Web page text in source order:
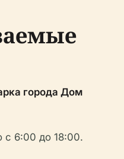
города Дом
с 6:00 до 18:00.